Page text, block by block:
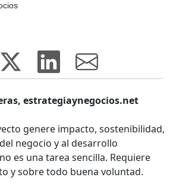
estrategiaynegocios.net
genere impacto, sostenibilidad,
negocio y al desarrollo
es una tarea sencilla. Requiere
y sobre todo buena voluntad.